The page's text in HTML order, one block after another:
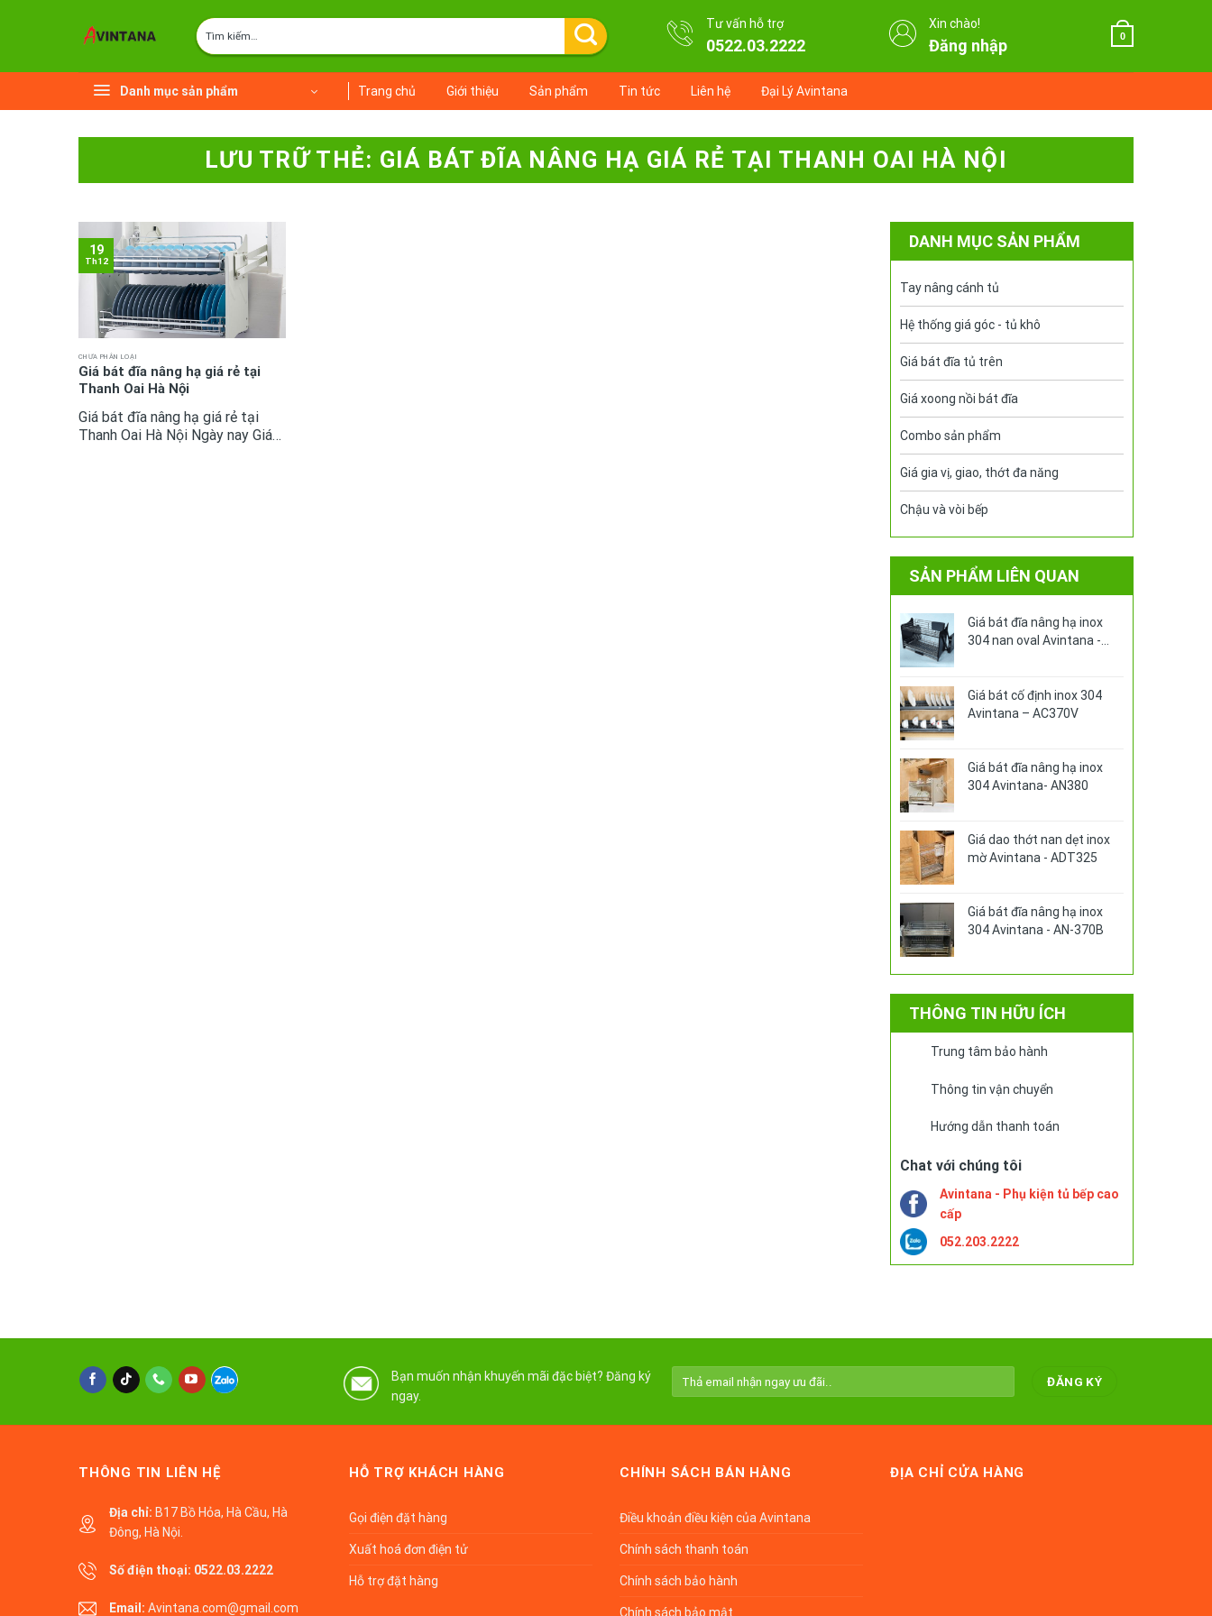
Tìm
kiếm:
Tư vấn hỗ trợ
0522.03.2222
Xin chào!
Đăng nhập
0
Danh mục sản phẩm Trang chủ Giới thiệu Sản phẩm Tin tức Liên hệ Đại Lý Avintana
LƯU TRỮ THẺ: GIÁ BÁT ĐĨA NÂNG HẠ GIÁ RẺ TẠI THANH OAI HÀ NỘI
CHƯA PHÂN LOẠI
Giá bát đĩa nâng hạ giá rẻ tại
Thanh Oai Hà Nội
Giá bát đĩa nâng hạ giá rẻ tại
Thanh Oai Hà Nội Ngày nay Giá
19
Th12
DANH MỤC SẢN PHẨM
Tay nâng cánh tủ
Hệ thống giá góc - tủ khô
Giá bát đĩa tủ trên
Giá xoong nồi bát đĩa
Combo sản phẩm
Giá gia vị, giao, thớt đa năng
Chậu và vòi bếp
SẢN PHẨM LIÊN QUAN
Giá bát đĩa nâng hạ inox
304 nan oval Avintana -
Giá bát cố định inox 304
Avintana – AC370V
Giá bát đĩa nâng hạ inox
304 Avintana- AN380
Giá dao thớt nan dẹt inox
mờ Avintana - ADT325
Giá bát đĩa nâng hạ inox
304 Avintana - AN-370B
THÔNG TIN HỮU ÍCH
Trung tâm bảo hành
Thông tin vận chuyển
Hướng dẫn thanh toán
Chat với chúng tôi
Avintana - Phụ kiện tủ bếp cao
cấp
052.203.2222
Bạn muốn nhận khuyến mãi đặc biệt? Đăng ký
ngay.
THÔNG TIN LIÊN HỆ
Địa chỉ: B17 Bồ Hỏa, Hà Cầu, Hà
Đông, Hà Nội.
Số điện thoại: 0522.03.2222
Email: Avintana.com@gmail.com
HỖ TRỢ KHÁCH HÀNG
Gọi điện đặt hàng
Xuất hoá đơn điện tử
Hỗ trợ đặt hàng
CHÍNH SÁCH BÁN HÀNG
Điều khoản điều kiện của Avintana
Chính sách thanh toán
Chính sách bảo hành
Chính sách bảo mật
ĐỊA CHỈ CỬA HÀNG